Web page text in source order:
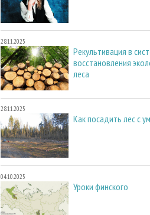
28.11.2025
Рекультивация в
восстановления
леса
28.11.2025
Как посадить лес с
04.10.2025
Уроки финского